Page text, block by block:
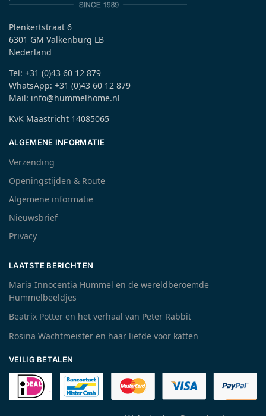
Plenkertstraat 6
6301 GM Valkenburg LB
Nederland
Tel: +31 (0)43 60 12 879
WhatsApp: +31 (0)43 60 12 879
Mail: info@hummelhome.nl
KvK Maastricht 14085065
ALGEMENE INFORMATIE
Verzending
Openingstijden & Route
Algemene informatie
Nieuwsbrief
Privacy
LAATSTE BERICHTEN
Maria Innocentia Hummel en de wereldberoemde
Hummelbeeldjes
Beatrix Potter en het verhaal van Peter Rabbit
Rosina Wachtmeister en haar liefde voor katten
VEILIG BETALEN